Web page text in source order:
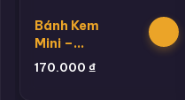
Bánh Kem
Mini –
Bento 1
170.000 ₫